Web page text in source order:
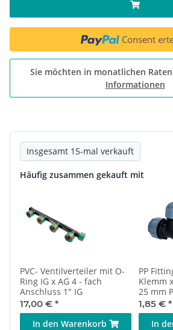
Consent
Sie möchten in monatlichen
Informationen
Insgesamt 15-mal verkauft
Häufig zusammen gekauft mit
PVC- Ventilverteiler mit O-
Ring IG x AG 4 - fach
Anschluss 1" IG
17,00 € *
In den Warenkorb
PP
Klemm
25 mm
1,85 € *
In